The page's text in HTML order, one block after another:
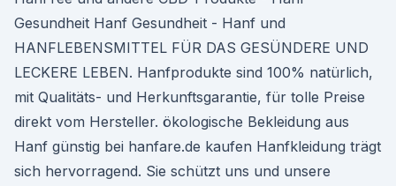
Gesundheit Hanf Gesundheit - Hanf und
HANFLEBENSMITTEL FÜR DAS GESÜNDERE UND
LECKERE LEBEN. Hanfprodukte sind 100% natürlich,
mit Qualitäts- und Herkunftsgarantie, für tolle Preise
direkt vom Hersteller. ökologische Bekleidung aus
Hanf günstig bei hanfare.de kaufen Hanfkleidung trägt
sich hervorragend. Sie schützt uns und unsere